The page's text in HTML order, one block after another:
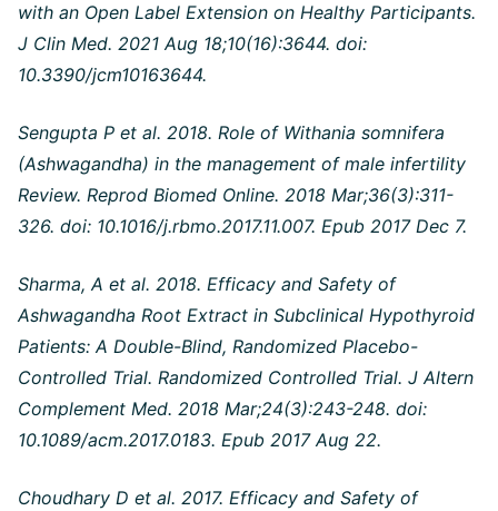
with an Open Label Extension on Healthy Participants.
J Clin Med. 2021 Aug 18;10(16):3644. doi:
10.3390/jcm10163644.
Sengupta P et al. 2018. Role of Withania somnifera
(Ashwagandha) in the management of male infertility
Review. Reprod Biomed Online. 2018 Mar;36(3):311-
326. doi: 10.1016/j.rbmo.2017.11.007. Epub 2017 Dec 7.
Sharma, A et al. 2018. Efficacy and Safety of
Ashwagandha Root Extract in Subclinical Hypothyroid
Patients: A Double-Blind, Randomized Placebo-
Controlled Trial. Randomized Controlled Trial. J Altern
Complement Med. 2018 Mar;24(3):243-248. doi:
10.1089/acm.2017.0183. Epub 2017 Aug 22.
Choudhary D et al. 2017. Efficacy and Safety of